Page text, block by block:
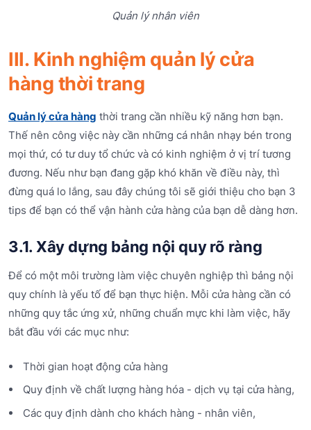
Quản lý nhân viên
III. Kinh nghiệm quản lý cửa
hàng thời trang
Quản lý cửa hàng thời trang cần nhiều kỹ năng hơn bạn.
Thế nên công việc này cần những cá nhân nhạy bén trong
mọi thứ, có tư duy tổ chức và có kinh nghiệm ở vị trí tương
đương. Nếu như bạn đang gặp khó khăn về điều này, thì
đừng quá lo lắng, sau đây chúng tôi sẽ giới thiệu cho bạn 3
tips để bạn có thể vận hành cửa hàng của bạn dễ dàng hơn.
3.1. Xây dựng bảng nội quy rõ ràng
Để có một môi trường làm việc chuyên nghiệp thì bảng nội
quy chính là yếu tố để bạn thực hiện. Mỗi cửa hàng cần có
những quy tắc ứng xử, những chuẩn mực khi làm việc, hãy
bắt đầu với các mục như:
Thời gian hoạt động cửa hàng
Quy định về chất lượng hàng hóa - dịch vụ tại cửa hàng,
Các quy định dành cho khách hàng - nhân viên,